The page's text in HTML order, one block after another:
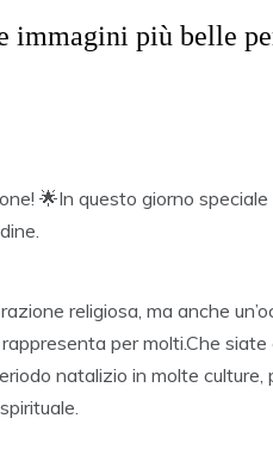
immagini più belle
🌟In questo giorno speciale
religiosa, ma anche
per molti.Che siate
natalizio in molte culture,